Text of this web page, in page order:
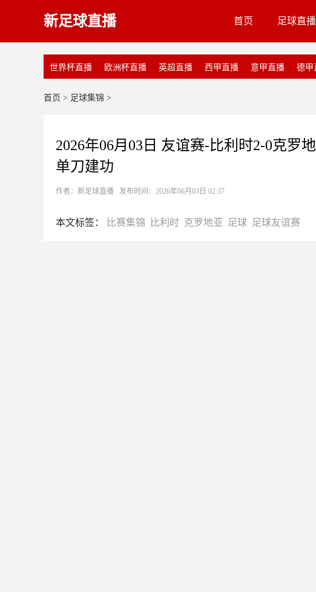
新足球直播 首页 足球直播
世界杯直播 欧洲杯直播 英超直播 西甲直播 意甲直播 德甲
首页 > 足球集锦 >
2026年06月03日 友谊赛-比利时2-0克罗
单刀建功
作者：新足球直播 发布时间：2026年06月03日 02:37
本文标签： 比赛集锦 比利时 克罗地亚 足球 足球友谊赛